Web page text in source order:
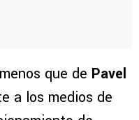
que de Pavel
a los medios de